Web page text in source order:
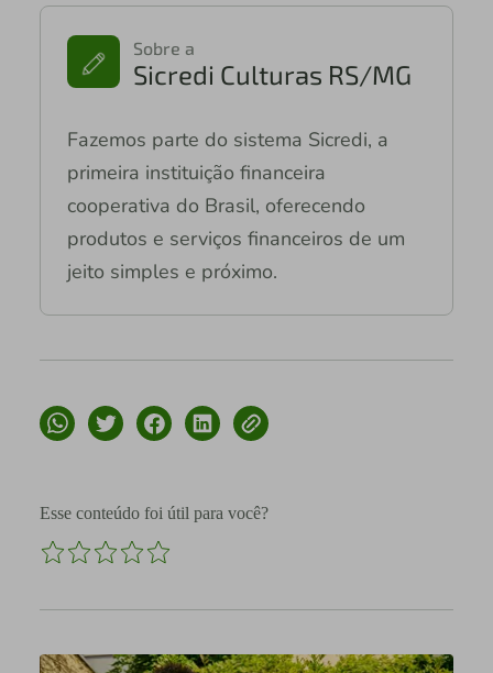
Sobre a
Sicredi Culturas RS/MG
Fazemos parte do sistema Sicredi, a
primeira instituição financeira
cooperativa do Brasil, oferecendo
produtos e serviços financeiros de um
jeito simples e próximo.
Esse conteúdo foi útil para você?